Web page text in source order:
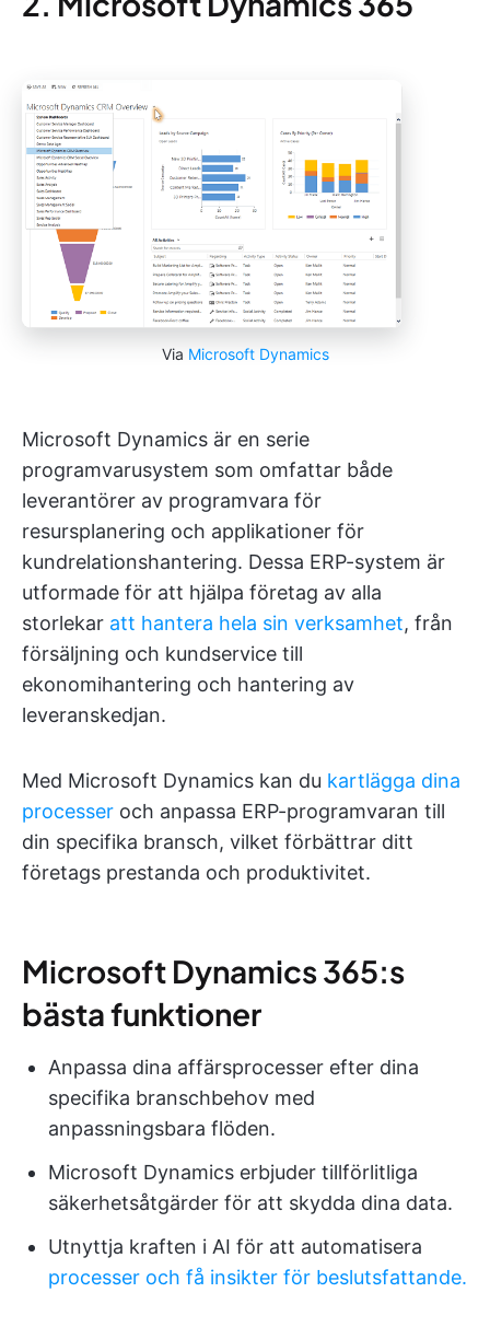
Via Microsoft Dynamics
Microsoft Dynamics är en serie
programvarusystem som omfattar både
leverantörer av programvara för
resursplanering och applikationer för
kundrelationshantering. Dessa ERP-system är
utformade för att hjälpa företag av alla
storlekar att hantera hela sin verksamhet, från
försäljning och kundservice till
ekonomihantering och hantering av
leveranskedjan.
Med Microsoft Dynamics kan du kartlägga dina
processer och anpassa ERP-programvaran till
din specifika bransch, vilket förbättrar ditt
företags prestanda och produktivitet.
Microsoft Dynamics 365:s
bästa funktioner
Anpassa dina affärsprocesser efter dina
specifika branschbehov med
anpassningsbara flöden.
Microsoft Dynamics erbjuder tillförlitliga
säkerhetsåtgärder för att skydda dina data.
Utnyttja kraften i AI för att automatisera
processer och få insikter för beslutsfattande.